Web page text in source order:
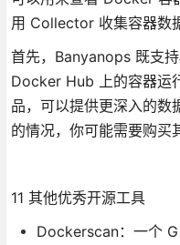
用 Collector 收集容器数
首先，Banyanops 既支
Docker Hub 上的容器运
品，可以提供更深入的数
的情况，你可能需要购买
11 其他优秀开源工具
Dockerscan：一个